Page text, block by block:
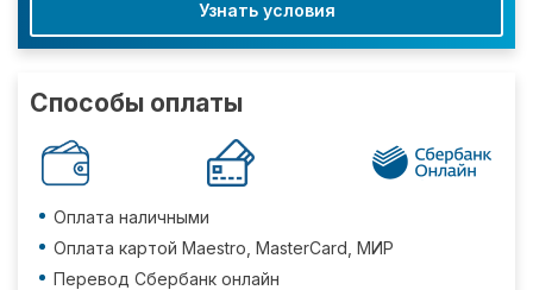
Узнать условия
Способы оплаты
Оплата наличными
Оплата картой Maestro, MasterCard, МИР
Перевод Сбербанк онлайн